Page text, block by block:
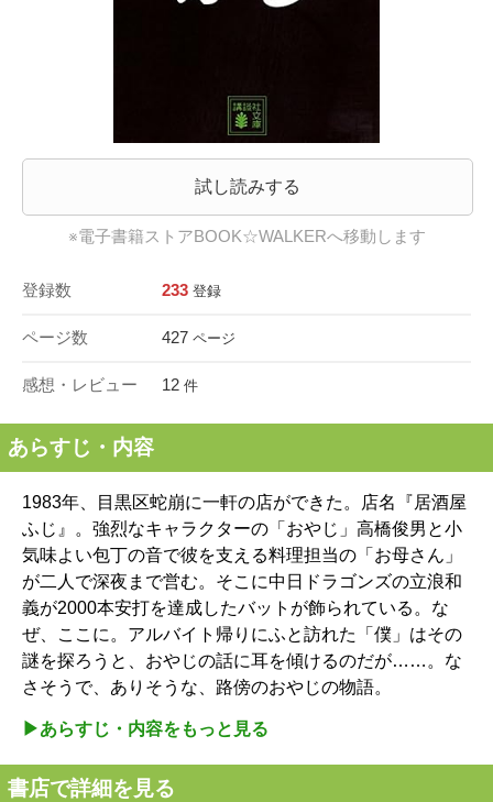
試し読みする
※電子書籍ストアBOOK☆WALKERへ移動します
登録数 233 登録
ページ数 427 ページ
感想・レビュー 12 件
あらすじ・内容
1983年、目黒区蛇崩に一軒の店ができた。店名『居酒屋
ふじ』。強烈なキャラクターの「おやじ」高橋俊男と小
気味よい包丁の音で彼を支える料理担当の「お母さん」
が二人で深夜まで営む。そこに中日ドラゴンズの立浪和
義が2000本安打を達成したバットが飾られている。な
ぜ、ここに。アルバイト帰りにふと訪れた「僕」はその
謎を探ろうと、おやじの話に耳を傾けるのだが……。な
さそうで、ありそうな、路傍のおやじの物語。
▶︎あらすじ・内容をもっと見る
書店で詳細を見る